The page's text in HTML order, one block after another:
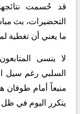
قد حُسمت
التحضيرات، بث
ما يعني أن تغطية
لا ينسى
السلبي رغم سيل
منيعاً أمام طوفان
يتكرر اليوم في ظل